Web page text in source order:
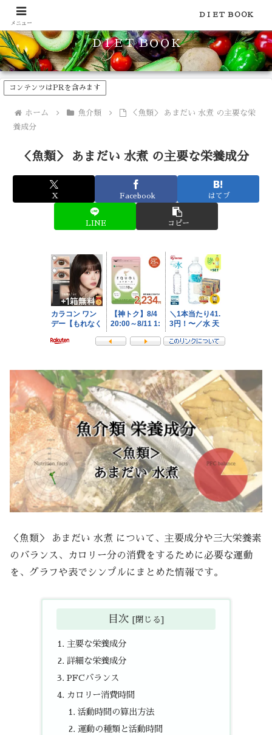
食品のカロリーや糖質などの栄養素がわかる！健康やダイエットに
ＤＩＥＴ ＢＯＯＫ
コンテンツはPRを含みます
ホーム 魚介類
＜魚類＞ あまだい 水煮 の主要な栄
養成分
＜魚類＞ あまだい 水煮 の主要な栄養成分
X Facebook はてブ
LINE コピー
＜魚類＞ あまだい 水煮 について、主要成分や三大栄養素
のバランス、カロリー分の消費をするために必要な運動
を、グラフや表でシンプルにまとめた情報です。
目次
主要な栄養成分
詳細な栄養成分
PFCバランス
カロリー消費時間
活動時間の算出方法
運動の種類と活動時間
メニュー
ＤＩＥＴ ＢＯＯＫ